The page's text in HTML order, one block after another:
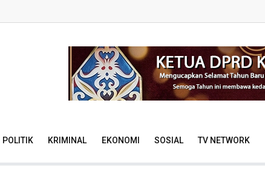
POLITIK KRIMINAL EKONOMI SOSIAL TV NETWORK